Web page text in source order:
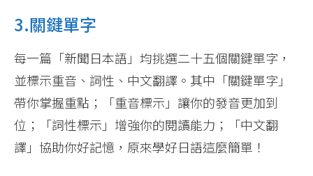
3.關鍵單字
每一篇「新聞日本語」均挑選二十五個關鍵單字，
並標示重音、詞性、中文翻譯。其中「關鍵單字」
帶你掌握重點；「重音標示」讓你的發音更加到
位；「詞性標示」增強你的閱讀能力；「中文翻
譯」協助你好記憶，原來學好日語這麼簡單！